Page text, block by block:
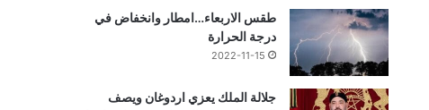
طقس الاربعاء…امطار وانخفاض في
درجة الحرارة
2022-11-15
جلالة الملك يعزي اردوغان ويصف